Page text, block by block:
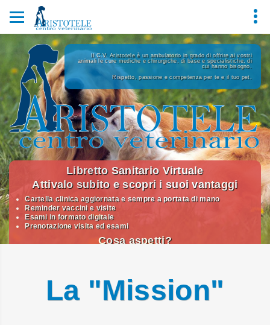
Il C.V. Aristotele è un ambulatorio in grado di offrire ai vostri
animali le cure mediche e chirurgiche, di base e specialistiche, di
cui hanno bisogno.
Rispetto, passione e competenza per te e il tuo pet.
Libretto Sanitario Virtuale
Attivalo subito e scopri i suoi vantaggi
Cartella clinica aggiornata e sempre a portata di mano
Reminder vaccini e visite
Esami in formato digitale
Prenotazione visita ed esami
Cosa aspetti?
La "Mission"